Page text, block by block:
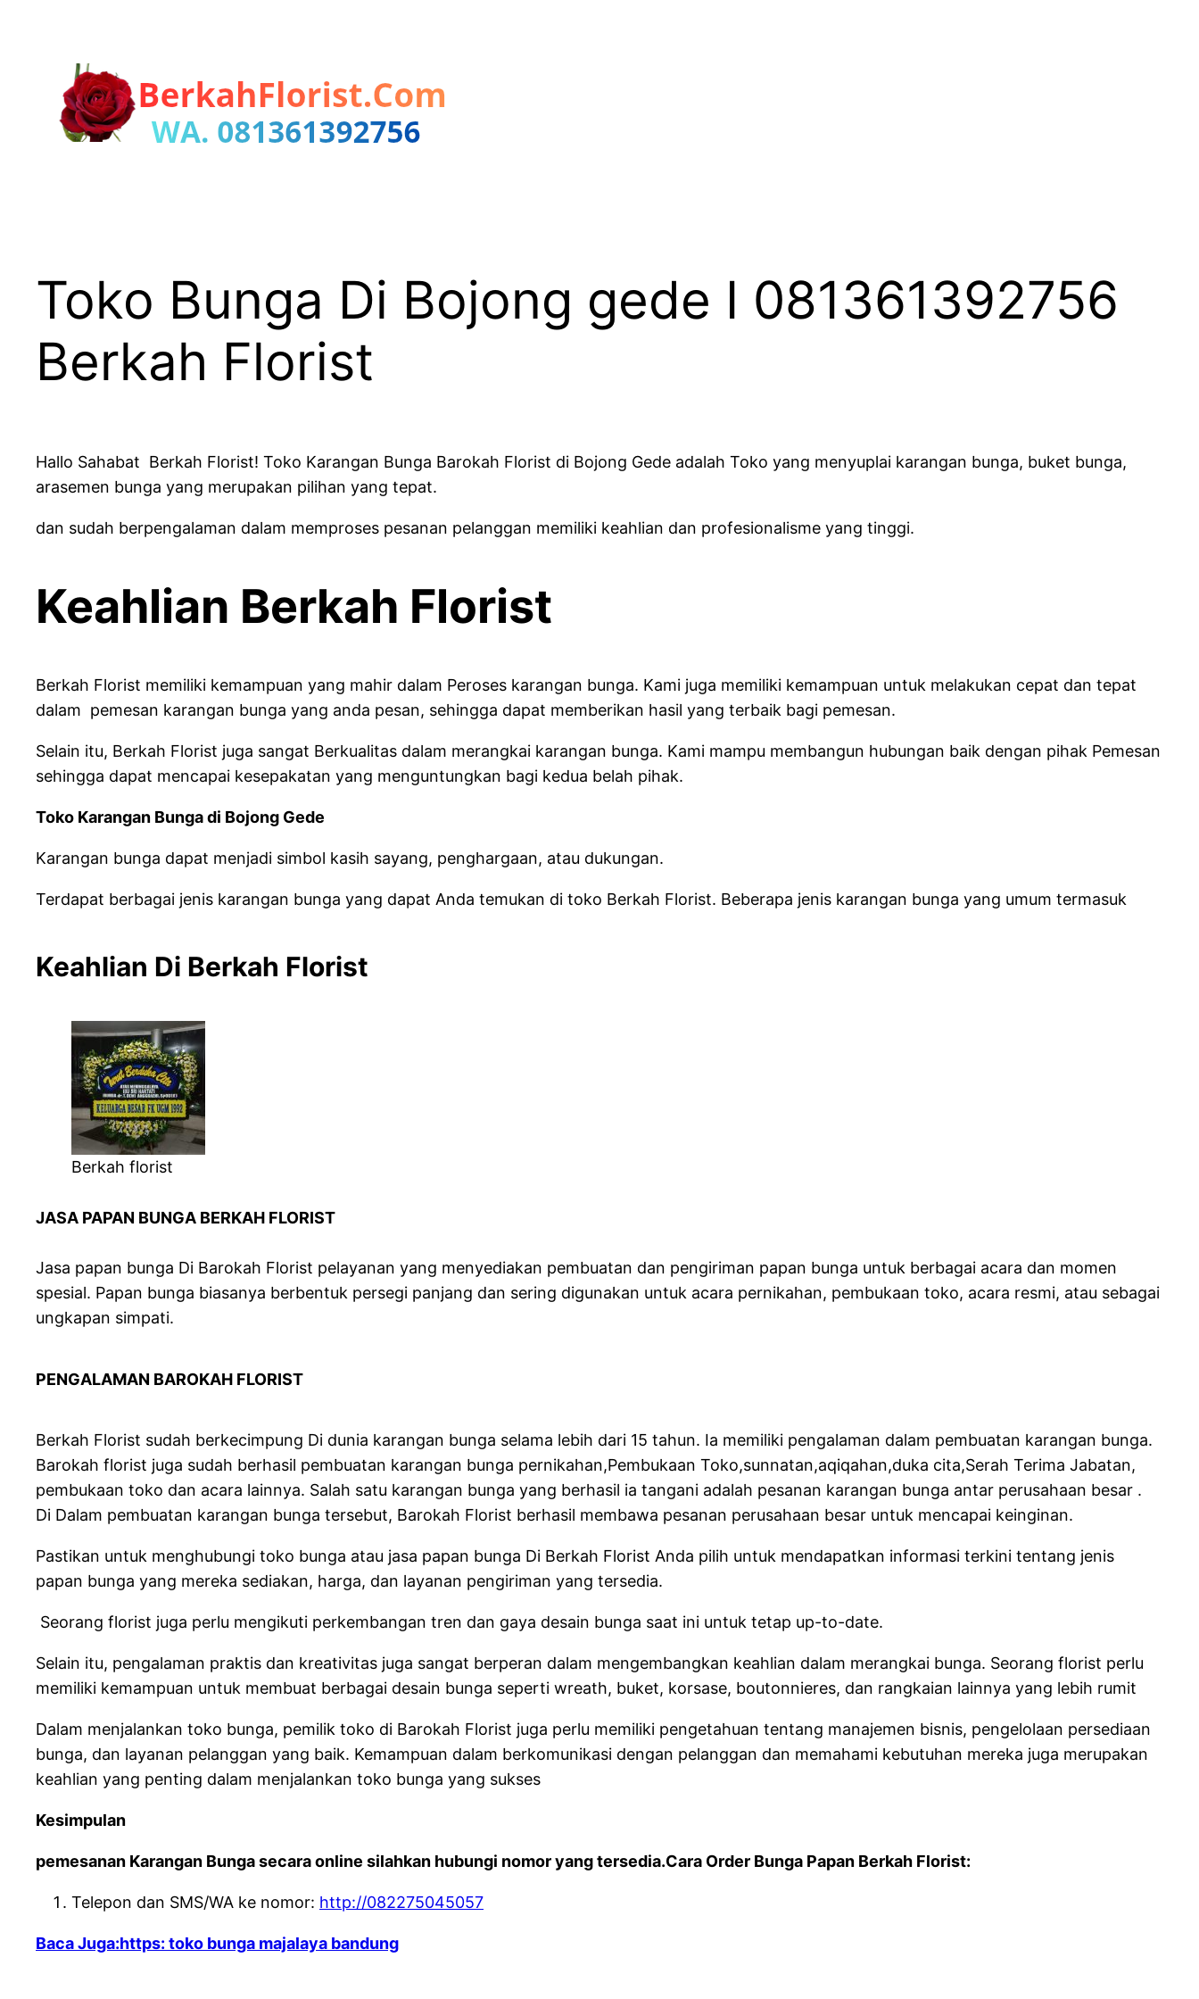
Toko Bunga Di Bojong gede I 081361392756
Berkah Florist
Hallo Sahabat Berkah Florist! Toko Karangan Bunga Barokah Florist di Bojong Gede adalah Toko yang menyuplai karangan bunga, buket bunga,
arasemen bunga yang merupakan pilihan yang tepat.
dan sudah berpengalaman dalam memproses pesanan pelanggan memiliki keahlian dan profesionalisme yang tinggi.
Keahlian Berkah Florist
Berkah Florist memiliki kemampuan yang mahir dalam Peroses karangan bunga. Kami juga memiliki kemampuan untuk melakukan cepat dan tepat
dalam pemesan karangan bunga yang anda pesan, sehingga dapat memberikan hasil yang terbaik bagi pemesan.
Selain itu, Berkah Florist juga sangat Berkualitas dalam merangkai karangan bunga. Kami mampu membangun hubungan baik dengan pihak Pemesan
sehingga dapat mencapai kesepakatan yang menguntungkan bagi kedua belah pihak.
Toko Karangan Bunga di Bojong Gede
Karangan bunga dapat menjadi simbol kasih sayang, penghargaan, atau dukungan.
Terdapat berbagai jenis karangan bunga yang dapat Anda temukan di toko Berkah Florist. Beberapa jenis karangan bunga yang umum termasuk
Keahlian Di Berkah Florist
Berkah florist
JASA PAPAN BUNGA BERKAH FLORIST
Jasa papan bunga Di Barokah Florist pelayanan yang menyediakan pembuatan dan pengiriman papan bunga untuk berbagai acara dan momen
spesial. Papan bunga biasanya berbentuk persegi panjang dan sering digunakan untuk acara pernikahan, pembukaan toko, acara resmi, atau sebagai
ungkapan simpati.
PENGALAMAN BAROKAH FLORIST
Berkah Florist sudah berkecimpung Di dunia karangan bunga selama lebih dari 15 tahun. Ia memiliki pengalaman dalam pembuatan karangan bunga.
Barokah florist juga sudah berhasil pembuatan karangan bunga pernikahan,Pembukaan Toko,sunnatan,aqiqahan,duka cita,Serah Terima Jabatan,
pembukaan toko dan acara lainnya. Salah satu karangan bunga yang berhasil ia tangani adalah pesanan karangan bunga antar perusahaan besar .
Di Dalam pembuatan karangan bunga tersebut, Barokah Florist berhasil membawa pesanan perusahaan besar untuk mencapai keinginan.
Pastikan untuk menghubungi toko bunga atau jasa papan bunga Di Berkah Florist Anda pilih untuk mendapatkan informasi terkini tentang jenis
papan bunga yang mereka sediakan, harga, dan layanan pengiriman yang tersedia.
Seorang florist juga perlu mengikuti perkembangan tren dan gaya desain bunga saat ini untuk tetap up-to-date.
Selain itu, pengalaman praktis dan kreativitas juga sangat berperan dalam mengembangkan keahlian dalam merangkai bunga. Seorang florist perlu
memiliki kemampuan untuk membuat berbagai desain bunga seperti wreath, buket, korsase, boutonnieres, dan rangkaian lainnya yang lebih rumit
Dalam menjalankan toko bunga, pemilik toko di Barokah Florist juga perlu memiliki pengetahuan tentang manajemen bisnis, pengelolaan persediaan
bunga, dan layanan pelanggan yang baik. Kemampuan dalam berkomunikasi dengan pelanggan dan memahami kebutuhan mereka juga merupakan
keahlian yang penting dalam menjalankan toko bunga yang sukses
Kesimpulan
pemesanan Karangan Bunga secara online silahkan hubungi nomor yang tersedia.Cara Order Bunga Papan Berkah Florist:
Telepon dan SMS/WA ke nomor: http://082275045057
Baca Juga:https: toko bunga majalaya bandung